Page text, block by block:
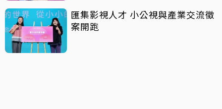
匯集影視人才 小公視與產業交流徵
案開跑